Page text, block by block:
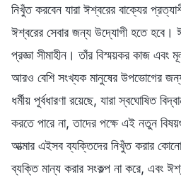
নিখুঁত করবেন যারা ঈশ্বরের বাক্যের
ঈশ্বরের সেবার জন্য উদ্যোগী হতে হবে।
প্রজ্ঞা সীমাহীন। তাঁর বিস্ময়কর কাজ এবং
আরও বেশি সংখ্যক মানুষের উপভোগের
ধর্মীয় পূর্বধারণা রয়েছে, যারা স্বঘোষিত
করতে পারে না, তাদের পক্ষে এই নতুন
আত্মার এইসব ব্যক্তিদের নিখুঁত করার
ব্যক্তি মান্য করার সংকল্প না করে, এবং